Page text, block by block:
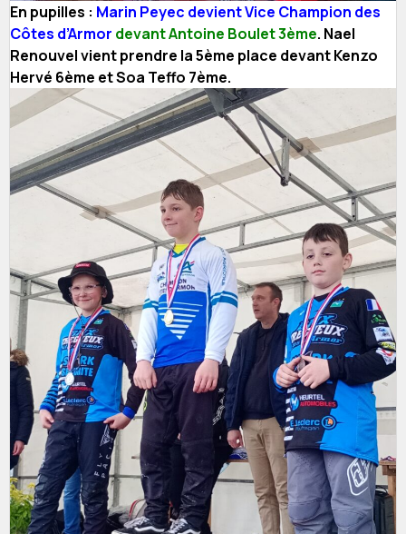
En pupilles : Marin Peyec devient Vice Champion des
Côtes d’Armor devant Antoine Boulet 3ème. Nael
Renouvel vient prendre la 5ème place devant Kenzo
Hervé 6ème et Soa Teffo 7ème.